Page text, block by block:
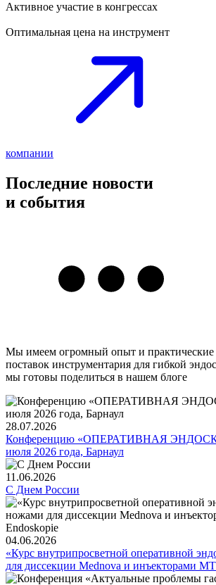
Активное участие в конгрессах
Оптимальная цена на инструмент
компании
Последние новости
и события
Мы имеем огромный опыт и практические
поставок инструментария для гибкой
мы готовы поделиться в нашем блоге
28.07.2026
Конференцию «ОПЕРАТИВНАЯ
июля 2026 года, Барнаул
11.06.2026
С Днем России
04.06.2026
«Курс внутрипросветной оперативной
для диссекции Mednova и инъекторами